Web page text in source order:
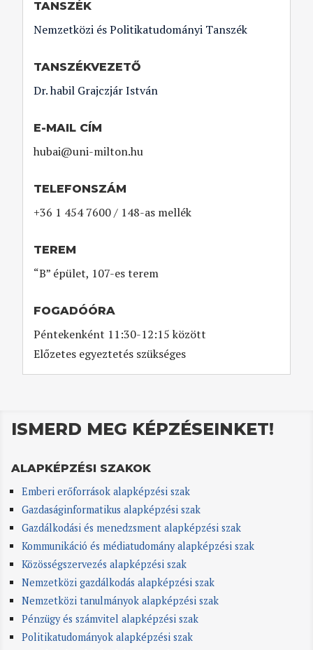
TANSZÉK
Nemzetközi és Politikatudományi Tanszék
TANSZÉKVEZETŐ
Dr. habil Grajczjár István
E-MAIL CÍM
hubai@uni-milton.hu
TELEFONSZÁM
+36 1 454 7600 / 148-as mellék
TEREM
“B” épület, 107-es terem
FOGADÓÓRA
Péntekenként 11:30-12:15 között
Előzetes egyeztetés szükséges
ISMERD MEG KÉPZÉSEINKET!
ALAPKÉPZÉSI SZAKOK
Emberi erőforrások alapképzési szak
Gazdaságinformatikus alapképzési szak
Gazdálkodási és menedzsment alapképzési szak
Kommunikáció és médiatudomány alapképzési szak
Közösségszervezés alapképzési szak
Nemzetközi gazdálkodás alapképzési szak
Nemzetközi tanulmányok alapképzési szak
Pénzügy és számvitel alapképzési szak
Politikatudományok alapképzési szak